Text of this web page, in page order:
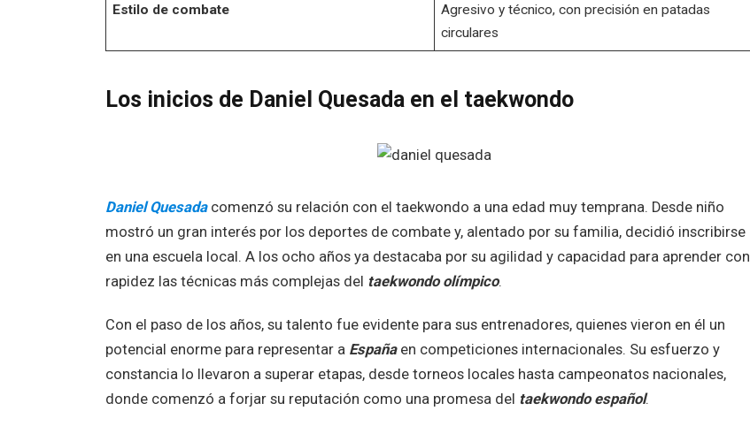
Estilo de combate
Agresivo y técnico, con precisión en patadas
circulares
Los inicios de Daniel Quesada en el taekwondo
Daniel Quesadacomenzó su relación con el taekwondo a una edad muy temprana. Desde niño
mostró un gran interés por los deportes de combate y, alentado por su familia, decidió inscribirse
en una escuela local. A los ocho años ya destacaba por su agilidad y capacidad para aprender con
rapidez las técnicas más complejas del taekwondo olímpico.
Con el paso de los años, su talento fue evidente para sus entrenadores, quienes vieron en él un
potencial enorme para representar a Españaen competiciones internacionales. Su esfuerzo y
constancia lo llevaron a superar etapas, desde torneos locales hasta campeonatos nacionales,
donde comenzó a forjar su reputación como una promesa del taekwondo español.